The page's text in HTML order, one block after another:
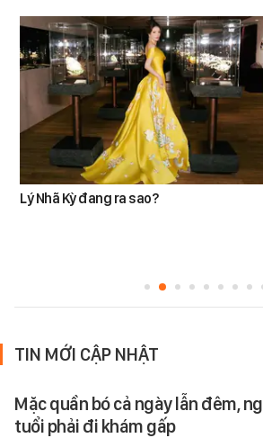
Lý Nhã Kỳ đang ra sao?
TIN MỚI CẬP NHẬT
Mặc quần bó cả ngày lẫn đêm,
tuổi phải đi khám gấp